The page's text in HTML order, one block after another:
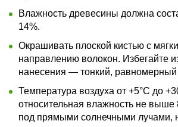
Влажность древесины должна
14%.
Окрашивать плоской кистью с
направлению волокон. Избегайте
нанесения — тонкий, равномерный
Температура воздуха от +5°C до
относительная влажность не выше
под прямыми солнечными лучами,